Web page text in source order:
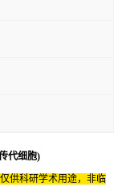
代细胞)
供科研学术用途，非临